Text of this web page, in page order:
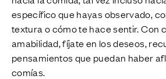
específico que hayas observado,
textura o cómo te hace sentir. Con
amabilidad, fíjate en los deseos,
pensamientos que puedan haber
comías.